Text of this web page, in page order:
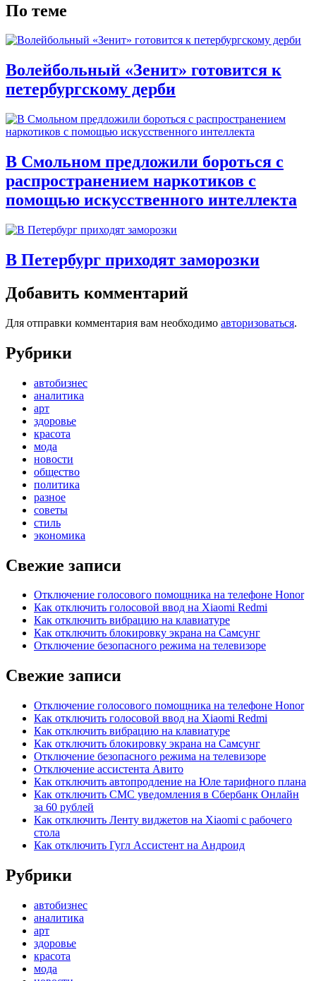
По теме
Волейбольный «Зенит» готовится к
петербургскому дерби
В Смольном предложили бороться с
распространением наркотиков с
помощью искусственного интеллекта
В Петербург приходят заморозки
Добавить комментарий
Для отправки комментария вам необходимо авторизоваться.
Рубрики
автобизнес
аналитика
арт
здоровье
красота
мода
новости
общество
политика
разное
советы
стиль
экономика
Свежие записи
Отключение голосового помощника на телефоне Honor
Как отключить голосовой ввод на Xiaomi Redmi
Как отключить вибрацию на клавиатуре
Как отключить блокировку экрана на Самсунг
Отключение безопасного режима на телевизоре
Свежие записи
Отключение голосового помощника на телефоне Honor
Как отключить голосовой ввод на Xiaomi Redmi
Как отключить вибрацию на клавиатуре
Как отключить блокировку экрана на Самсунг
Отключение безопасного режима на телевизоре
Отключение ассистента Авито
Как отключить автопродление на Юле тарифного плана
Как отключить СМС уведомления в Сбербанк Онлайн
за 60 рублей
Как отключить Ленту виджетов на Xiaomi с рабочего
стола
Как отключить Гугл Ассистент на Андроид
Рубрики
автобизнес
аналитика
арт
здоровье
красота
мода